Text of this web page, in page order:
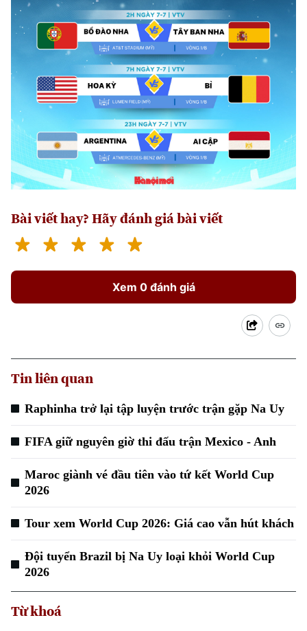
Bài viết hay? Hãy đánh giá bài viết
Xem 0 đánh giá
Tin liên quan
Raphinha trở lại tập luyện trước trận gặp Na Uy
FIFA giữ nguyên giờ thi đấu trận Mexico - Anh
Maroc giành vé đầu tiên vào tứ kết World Cup
2026
Tour xem World Cup 2026: Giá cao vẫn hút khách
Đội tuyển Brazil bị Na Uy loại khỏi World Cup
2026
Từ khoá